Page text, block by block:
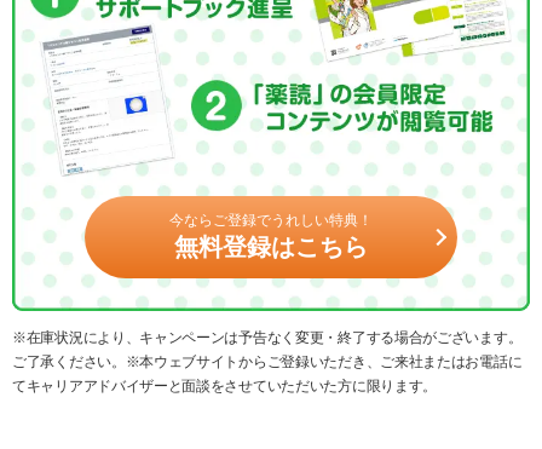
今ならご登録でうれしい特典！
無料登録はこちら
※在庫状況により、キャンペーンは予告なく変更・終了する場合がございます。
ご了承ください。※本ウェブサイトからご登録いただき、ご来社またはお電話に
てキャリアアドバイザーと面談をさせていただいた方に限ります。